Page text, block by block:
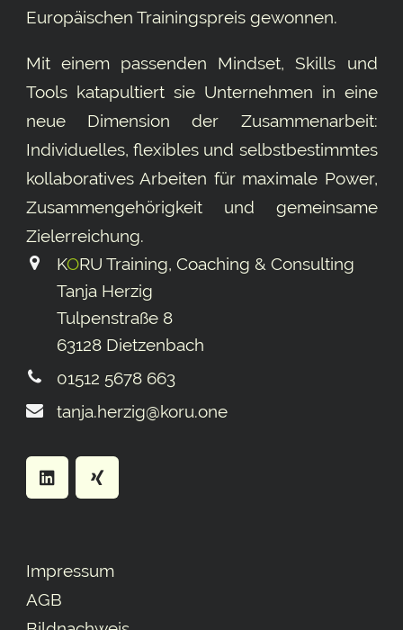
Europäischen Trainingspreis gewonnen.
Mit einem passenden Mindset, Skills und
Tools katapultiert sie Unternehmen in eine
neue Dimension der Zusammenarbeit:
Individuelles, flexibles und selbstbestimmtes
kollaboratives Arbeiten für maximale Power,
Zusammengehörigkeit und gemeinsame
Ziel­erreichung.
KORU Training, Coaching & Consulting
Tanja Herzig
Tulpenstraße 8
63128 Dietzenbach
01512 5678 663
tanja.herzig@koru.one
Impressum
AGB